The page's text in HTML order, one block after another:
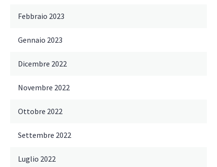
Febbraio 2023
Gennaio 2023
Dicembre 2022
Novembre 2022
Ottobre 2022
Settembre 2022
Luglio 2022